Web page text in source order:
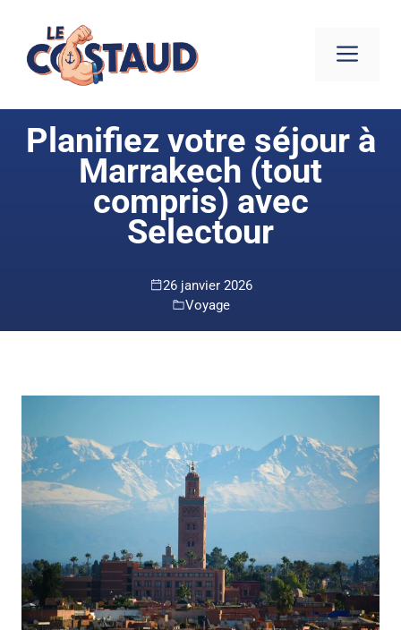
contenu
Planifiez votre séjour à
Marrakech (tout
compris) avec
Selectour
26 janvier 2026
Voyage